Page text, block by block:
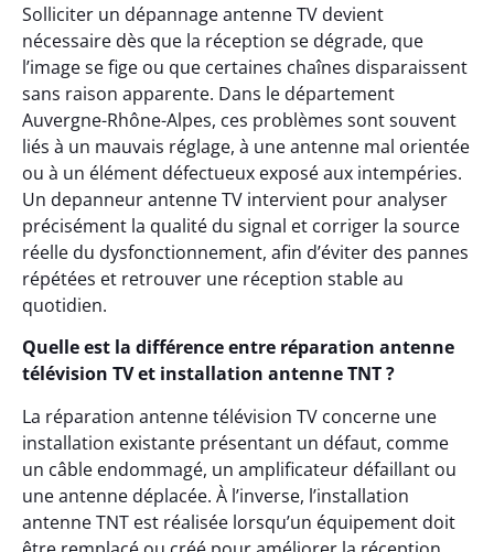
Solliciter un dépannage antenne TV devient
nécessaire dès que la réception se dégrade, que
l’image se fige ou que certaines chaînes disparaissent
sans raison apparente. Dans le département
Auvergne-Rhône-Alpes, ces problèmes sont souvent
liés à un mauvais réglage, à une antenne mal orientée
ou à un élément défectueux exposé aux intempéries.
Un depanneur antenne TV intervient pour analyser
précisément la qualité du signal et corriger la source
réelle du dysfonctionnement, afin d’éviter des pannes
répétées et retrouver une réception stable au
quotidien.
Quelle est la différence entre réparation antenne
télévision TV et installation antenne TNT ?
La réparation antenne télévision TV concerne une
installation existante présentant un défaut, comme
un câble endommagé, un amplificateur défaillant ou
une antenne déplacée. À l’inverse, l’installation
antenne TNT est réalisée lorsqu’un équipement doit